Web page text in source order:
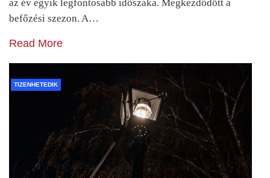
az év egyik legfontosabb időszaka. Megkezdődött a
befőzési szezon. A…
Read More
TIZENHETEDIK